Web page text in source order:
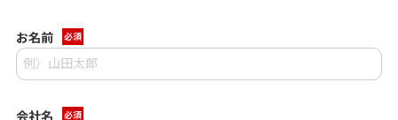
お名前 必須
会社名 必須